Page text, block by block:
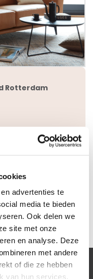
advertenties te
media te bieden
Ook delen we
site met onze
en analyse. Deze
met andere
of die ze hebben
van hun services.
Rotterdam
model